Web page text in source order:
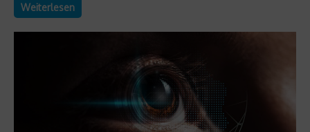
Weiterlesen